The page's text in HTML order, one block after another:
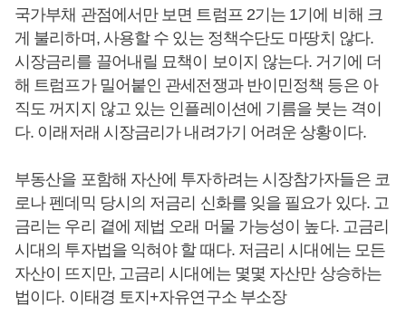
국가부채 관점에서만 보면 트럼프 2기는 1기에 비해 크
게 불리하며, 사용할 수 있는 정책수단도 마땅치 않다.
시장금리를 끌어내릴 묘책이 보이지 않는다. 거기에 더
해 트럼프가 밀어붙인 관세전쟁과 반이민정책 등은 아
직도 꺼지지 않고 있는 인플레이션에 기름을 붓는 격이
다. 이래저래 시장금리가 내려가기 어려운 상황이다.
부동산을 포함해 자산에 투자하려는 시장참가자들은 코
로나 펜데믹 당시의 저금리 신화를 잊을 필요가 있다. 고
금리는 우리 곁에 제법 오래 머물 가능성이 높다. 고금리
시대의 투자법을 익혀야 할 때다. 저금리 시대에는 모든
자산이 뜨지만, 고금리 시대에는 몇몇 자산만 상승하는
법이다. 이태경 토지+자유연구소 부소장